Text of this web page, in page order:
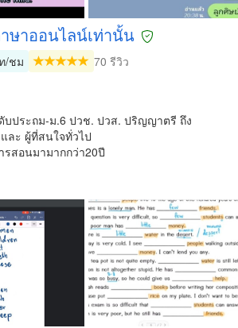
ษาออนไลน์เท่านั้น
/ชม
70 รีวิว
บประถม-ม.6 ปวช. ปวส. ปริญญาตรี ถึง
ะ ผู้ที่สนใจทั่วไป
สอนมามากกว่า20ปี